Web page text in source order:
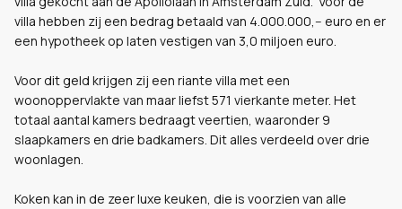
villa hebben zij een bedrag betaald van 4.000.000,-- euro en er
een hypotheek op laten vestigen van 3,0 miljoen euro.
Voor dit geld krijgen zij een riante villa met een
woonoppervlakte van maar liefst 571 vierkante meter. Het
totaal aantal kamers bedraagt veertien, waaronder 9
slaapkamers en drie badkamers. Dit alles verdeeld over drie
woonlagen.
Koken kan in de zeer luxe keuken, die is voorzien van alle